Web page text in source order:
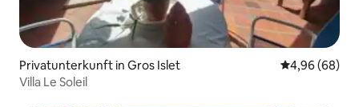
Privatunterkunft in Gros Islet
4,96 (68)
Villa Le Soleil